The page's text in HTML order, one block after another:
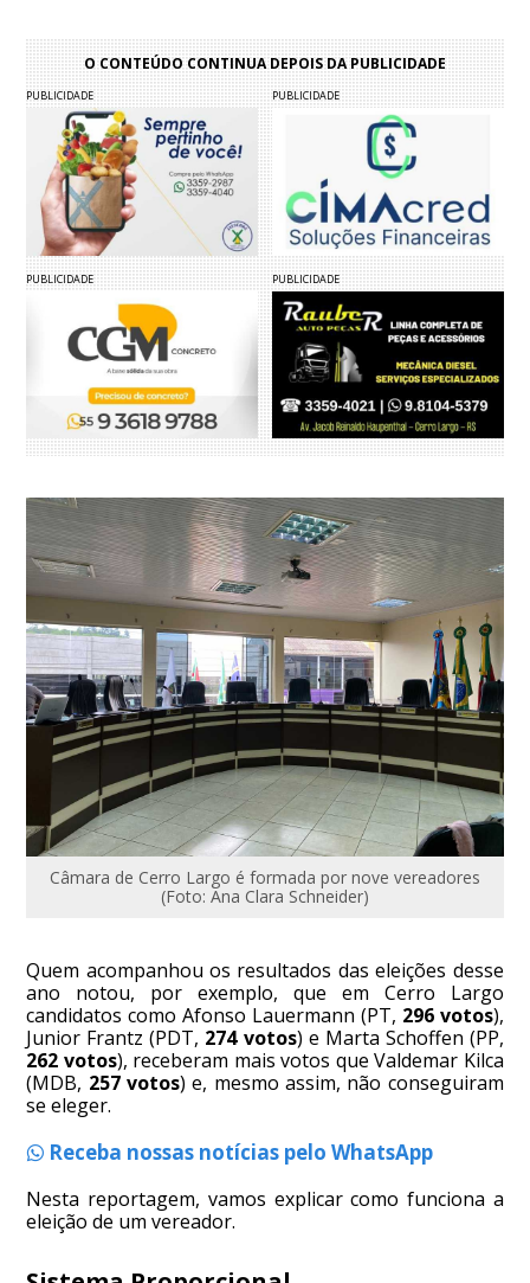
O CONTEÚDO CONTINUA DEPOIS DA PUBLICIDADE
PUBLICIDADE PUBLICIDADE
PUBLICIDADE PUBLICIDADE
Câmara de Cerro Largo é formada por nove vereadores
(Foto: Ana Clara Schneider)
Quem acompanhou os resultados das eleições desse
ano notou, por exemplo, que em Cerro Largo
candidatos como Afonso Lauermann (PT, 296 votos),
Junior Frantz (PDT, 274 votos) e Marta Schoffen (PP,
262 votos), receberam mais votos que Valdemar Kilca
(MDB, 257 votos) e, mesmo assim, não conseguiram
se eleger.
Receba nossas notícias pelo WhatsApp
Nesta reportagem, vamos explicar como funciona a
eleição de um vereador.